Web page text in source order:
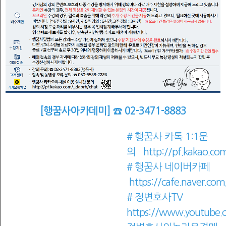
[행꿈사아카데미] ☎02-3471-8883
# 행꿈사 카톡 1:1문
의
http://
# 행꿈사 네이버카페
https://
# 정변호사TV
https://